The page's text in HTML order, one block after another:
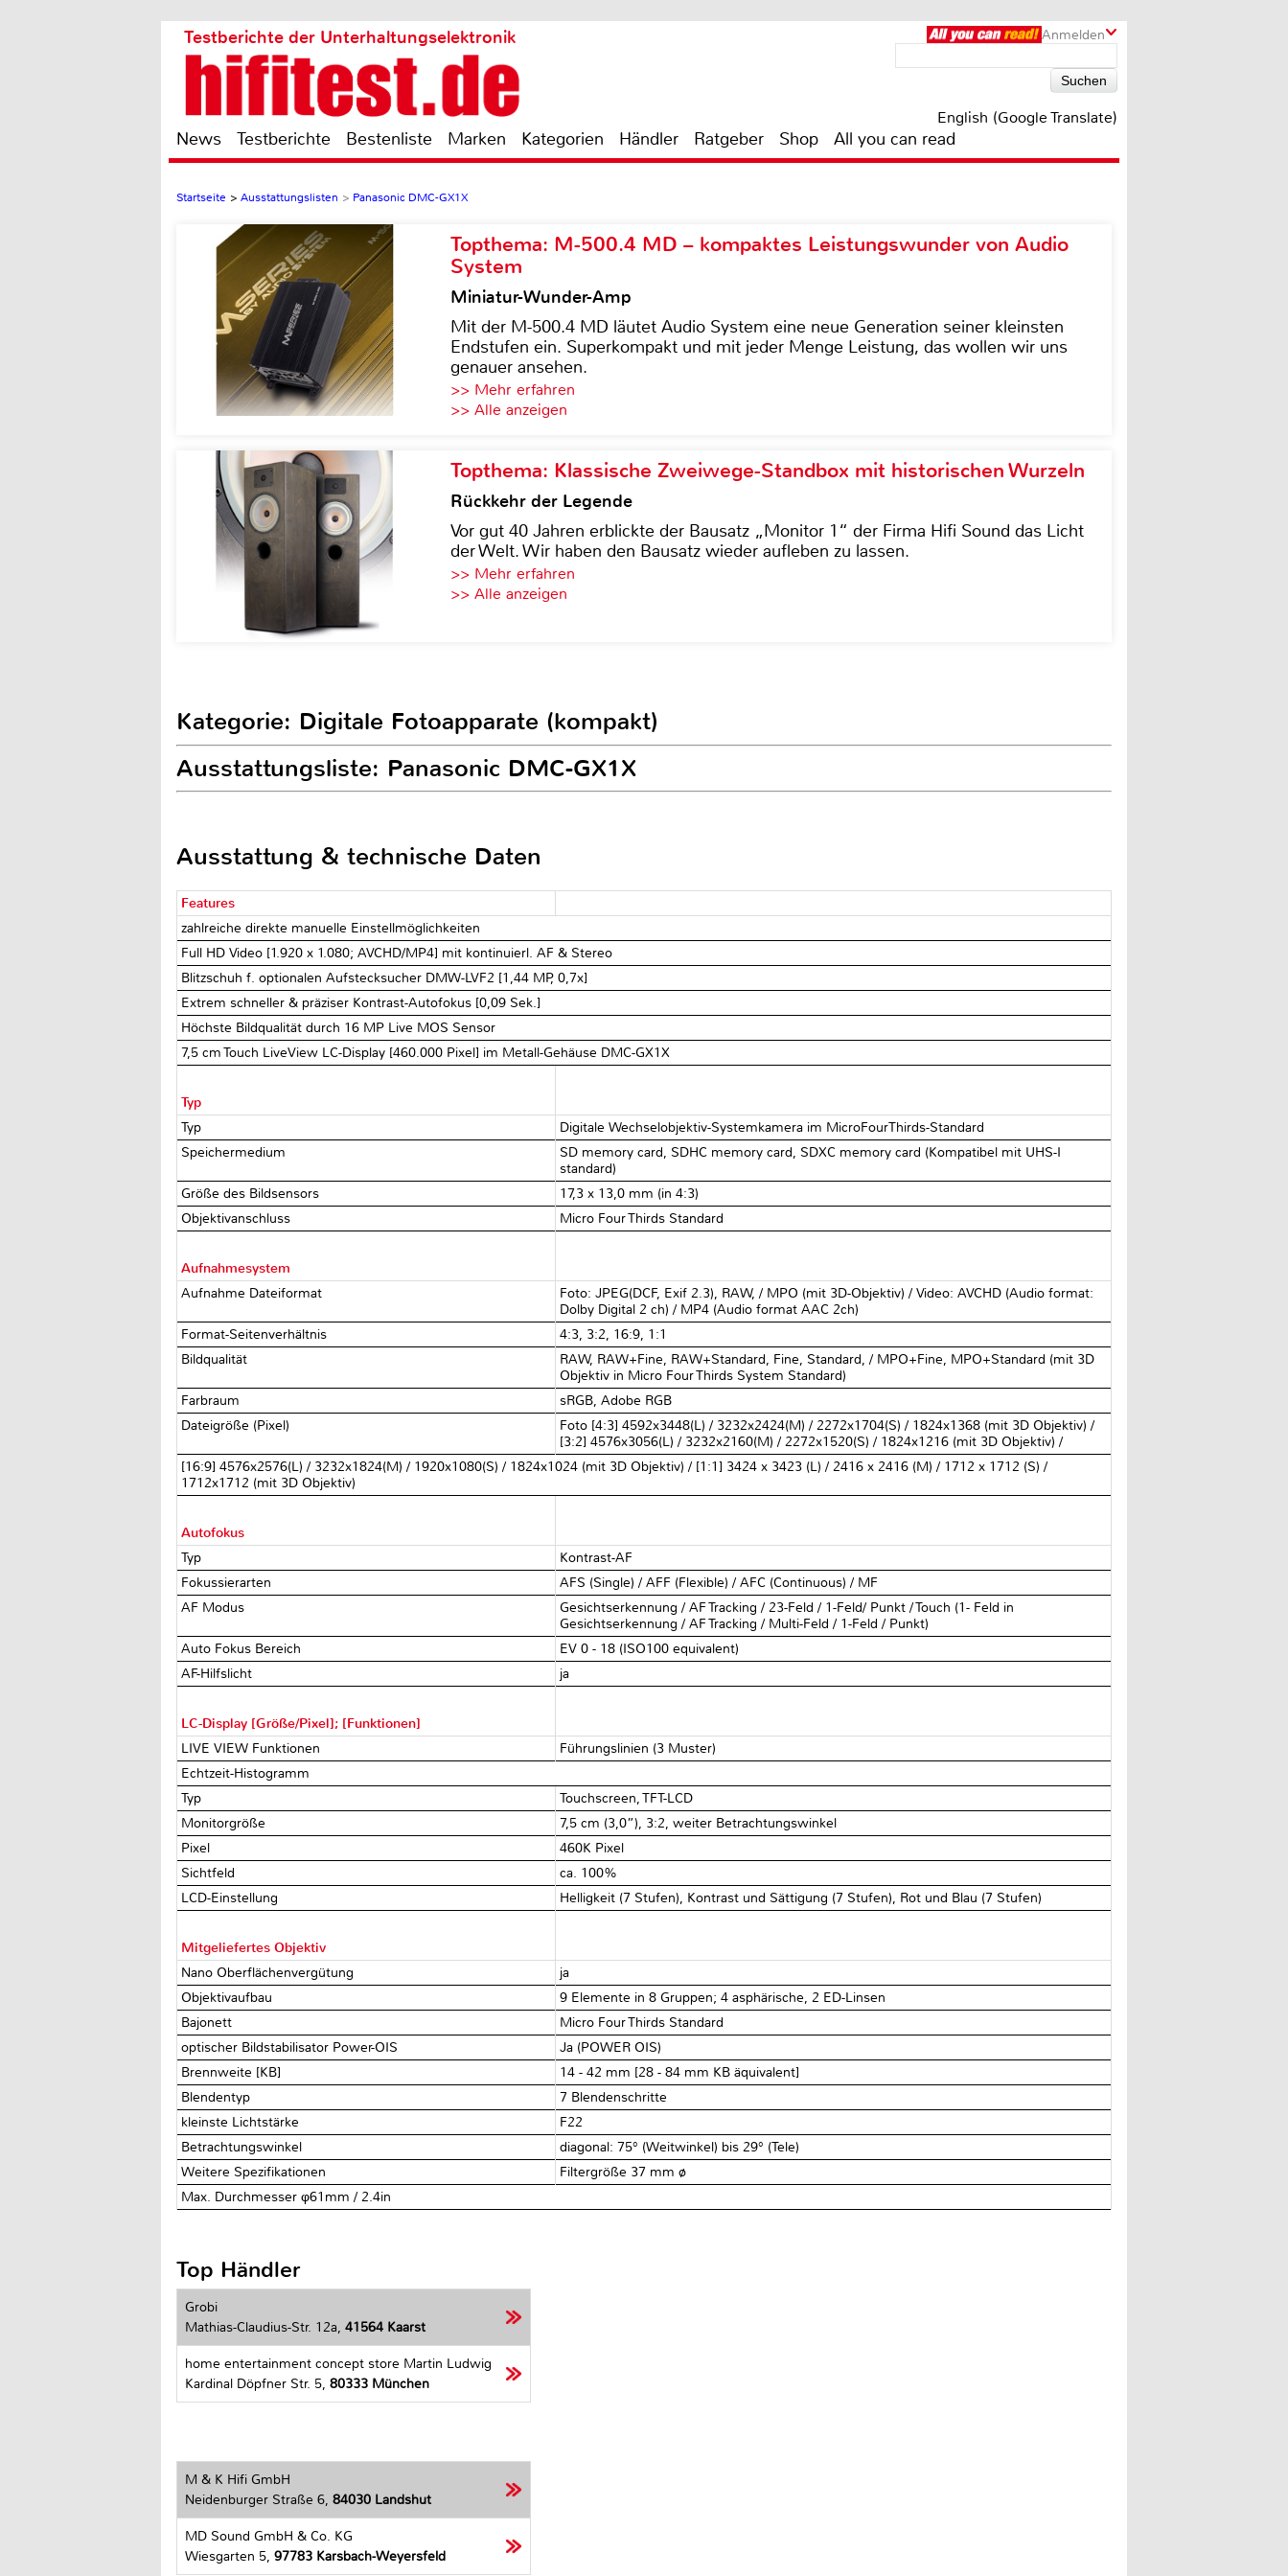
Anmelden
Testberichte der Unterhaltungselektronik
English (Google Translate)
News Testberichte Bestenliste Marken Kategorien Händler Ratgeber Shop All you can read
Startseite > Ausstattungslisten > Panasonic DMC-GX1X
Topthema: M-500.4 MD – kompaktes Leistungswunder von Audio
System
Miniatur-Wunder-Amp
Mit der M-500.4 MD läutet Audio System eine neue Generation seiner kleinsten
Endstufen ein. Superkompakt und mit jeder Menge Leistung, das wollen wir uns
genauer ansehen.
>> Mehr erfahren
>> Alle anzeigen
Topthema: Klassische Zweiwege-Standbox mit historischen Wurzeln
Rückkehr der Legende
Vor gut 40 Jahren erblickte der Bausatz „Monitor 1“ der Firma Hifi Sound das Licht
der Welt. Wir haben den Bausatz wieder aufleben zu lassen.
>> Mehr erfahren
>> Alle anzeigen
Kategorie: Digitale Fotoapparate (kompakt)
Ausstattungsliste: Panasonic DMC-GX1X
Ausstattung & technische Daten
Features
zahlreiche direkte manuelle Einstellmöglichkeiten
Full HD Video [1.920 x 1.080; AVCHD/MP4] mit kontinuierl. AF & Stereo
Blitzschuh f. optionalen Aufstecksucher DMW-LVF2 [1,44 MP, 0,7x]
Extrem schneller & präziser Kontrast-Autofokus [0,09 Sek.]
Höchste Bildqualität durch 16 MP Live MOS Sensor
7,5 cm Touch LiveView LC-Display [460.000 Pixel] im Metall-Gehäuse DMC-GX1X
Typ
Typ
Digitale Wechselobjektiv-Systemkamera im MicroFourThirds-Standard
Speichermedium
SD memory card, SDHC memory card, SDXC memory card (Kompatibel mit UHS-I
standard)
Größe des Bildsensors
17,3 x 13,0 mm (in 4:3)
Objektivanschluss
Micro Four Thirds Standard
Aufnahmesystem
Aufnahme Dateiformat
Foto: JPEG(DCF, Exif 2.3), RAW, / MPO (mit 3D-Objektiv) / Video: AVCHD (Audio format:
Dolby Digital 2 ch) / MP4 (Audio format AAC 2ch)
Format-Seitenverhältnis
4:3, 3:2, 16:9, 1:1
Bildqualität
RAW, RAW+Fine, RAW+Standard, Fine, Standard, / MPO+Fine, MPO+Standard (mit 3D
Objektiv in Micro Four Thirds System Standard)
Farbraum
sRGB, Adobe RGB
Dateigröße (Pixel)
Foto [4:3] 4592x3448(L) / 3232x2424(M) / 2272x1704(S) / 1824x1368 (mit 3D Objektiv) /
[3:2] 4576x3056(L) / 3232x2160(M) / 2272x1520(S) / 1824x1216 (mit 3D Objektiv) /
[16:9] 4576x2576(L) / 3232x1824(M) / 1920x1080(S) / 1824x1024 (mit 3D Objektiv) / [1:1] 3424 x 3423 (L) / 2416 x 2416 (M) / 1712 x 1712 (S) /
1712x1712 (mit 3D Objektiv)
Autofokus
Typ
Kontrast-AF
Fokussierarten
AFS (Single) / AFF (Flexible) / AFC (Continuous) / MF
AF Modus
Gesichtserkennung / AF Tracking / 23-Feld / 1-Feld/ Punkt / Touch (1- Feld in
Gesichtserkennung / AF Tracking / Multi-Feld / 1-Feld / Punkt)
Auto Fokus Bereich
EV 0 - 18 (ISO100 equivalent)
AF-Hilfslicht
ja
LC-Display [Größe/Pixel]; [Funktionen]
LIVE VIEW Funktionen
Führungslinien (3 Muster)
Echtzeit-Histogramm
Typ
Touchscreen, TFT-LCD
Monitorgröße
7,5 cm (3,0”), 3:2, weiter Betrachtungswinkel
Pixel
460K Pixel
Sichtfeld
ca. 100%
LCD-Einstellung
Helligkeit (7 Stufen), Kontrast und Sättigung (7 Stufen), Rot und Blau (7 Stufen)
Mitgeliefertes Objektiv
Nano Oberflächenvergütung
ja
Objektivaufbau
9 Elemente in 8 Gruppen; 4 asphärische, 2 ED-Linsen
Bajonett
Micro Four Thirds Standard
optischer Bildstabilisator Power-OIS
Ja (POWER OIS)
Brennweite [KB]
14 - 42 mm [28 - 84 mm KB äquivalent]
Blendentyp
7 Blendenschritte
kleinste Lichtstärke
F22
Betrachtungswinkel
diagonal: 75° (Weitwinkel) bis 29° (Tele)
Weitere Spezifikationen
Filtergröße 37 mm ø
Max. Durchmesser φ61mm / 2.4in
Top Händler
Grobi
Mathias-Claudius-Str. 12a, 41564 Kaarst
home entertainment concept store Martin Ludwig
Kardinal Döpfner Str. 5, 80333 München
M & K Hifi GmbH
Neidenburger Straße 6, 84030 Landshut
MD Sound GmbH & Co. KG
Wiesgarten 5, 97783 Karsbach-Weyersfeld